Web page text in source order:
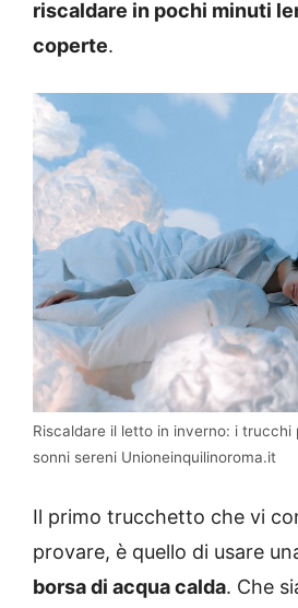
riscaldare in pochi minuti
coperte.
Riscaldare il letto in inverno: i trucchi
sonni sereni Unioneinquilinoroma.it
Il primo trucchetto che vi
provare, è quello di usare
borsa di acqua calda. Che